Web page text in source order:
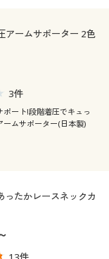
アームサポーター 2色
3件
ポート!段階着圧でキュっ
ームサポーター(日本製)
ったかレースネックカ